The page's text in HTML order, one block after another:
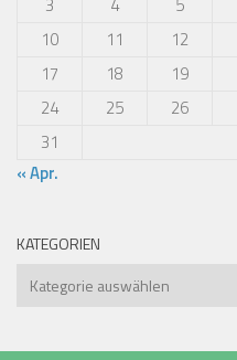
10
11 12
17
18 19
24
25 26
31
« Apr.
KATEGORIEN
Kategorien